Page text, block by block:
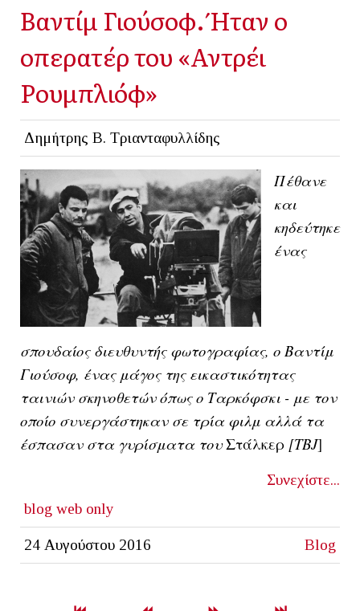
Βαντίμ Γιούσοφ. Ήταν ο
οπερατέρ του «Αντρέι
Ρουμπλιόφ»
Δημήτρης Β. Τριανταφυλλίδης
Πέθανε
και
κηδεύτηκε
ένας
σπουδαίος διευθυντής φωτογραφίας, ο Βαντίμ
Γιούσοφ, ένας μάγος της εικαστικότητας
ταινιών σκηνοθετών όπως ο Ταρκόφσκι - με τον
οποίο συνεργάστηκαν σε τρία φιλμ αλλά τα
έσπασαν στα γυρίσματα τουΣτάλκερ [ΤΒJ]
Συνεχίστε...
blog web only
24 Αυγούστου 2016 Blog